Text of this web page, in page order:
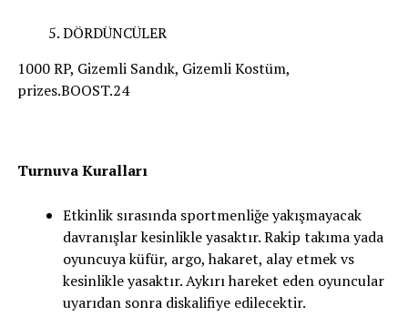
DÖRDÜNCÜLER
1000 RP, Gizemli Sandık, Gizemli Kostüm,
prizes.BOOST.24
Turnuva Kuralları
Etkinlik sırasında sportmenliğe yakışmayacak
davranışlar kesinlikle yasaktır. Rakip takıma yada
oyuncuya küfür, argo, hakaret, alay etmek vs
kesinlikle yasaktır. Aykırı hareket eden oyuncular
uyarıdan sonra diskalifiye edilecektir.